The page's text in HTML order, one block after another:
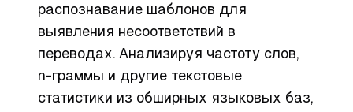
распознавание шаблонов для
выявления несоответствий в
переводах. Анализируя частоту слов,
n-граммы и другие текстовые
статистики из обширных языковых баз,